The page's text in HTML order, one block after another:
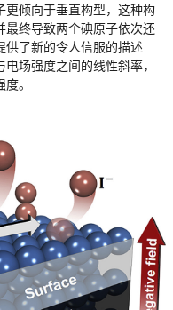
更倾向于垂直构型，这种构
最终导致两个碘原子依次还
供了新的令人信服的描述
场强度之间的线性斜率，
。